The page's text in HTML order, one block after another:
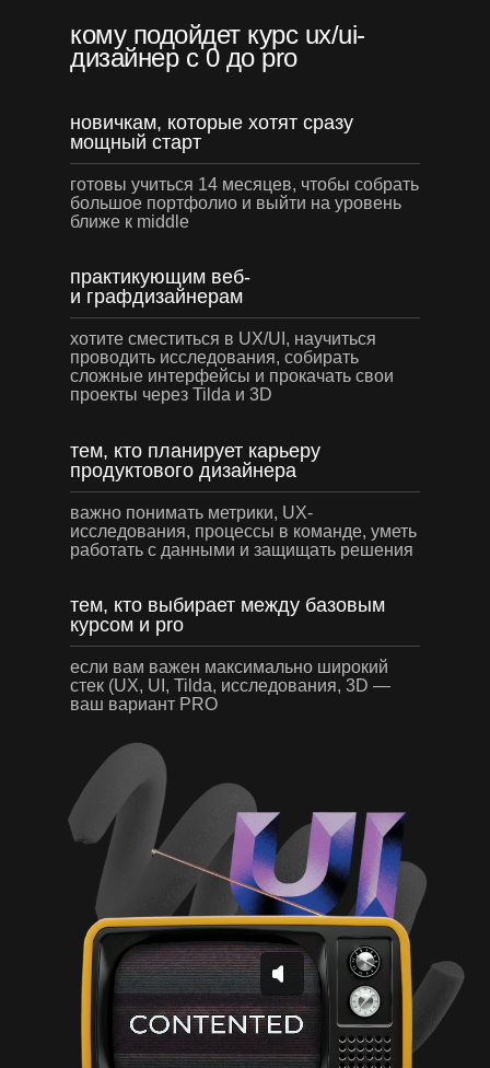
новичкам, которые хотят сразу
мощный старт
готовы учиться 14 месяцев, чтобы собрать
большое портфолио и выйти на уровень
ближе к middle
практикующим веб-
и графдизайнерам
тем, кто планирует карьеру
продуктового дизайнера
хотите сместиться в UX/UI, научиться
проводить исследования, собирать
сложные интерфейсы и прокачать свои
проекты через Tilda и 3D
в ажно понимать метрики, UX-
исследования, процессы в команде, уметь
работать с данными и защищать решения
тем, кто выбирает между базовым
курсом и pro
если вам важен максимально широкий
стек (UX, UI, Tilda, исследования, 3D —
ваш вариант PRO
кому подойдет курс ux/ui-
дизайнер с 0 до pro